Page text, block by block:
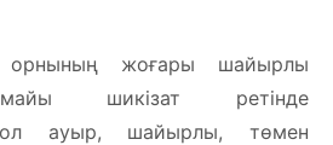
орнының жоғары шайырлы
шикізат ретінде
ол ауыр, шайырлы, төмен